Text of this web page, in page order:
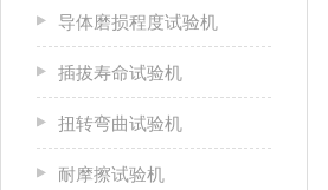
导体磨损程度试验机
插拔寿命试验机
扭转弯曲试验机
耐摩擦试验机